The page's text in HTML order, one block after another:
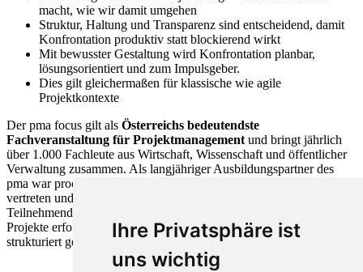
Ihre Privatsphäre ist
uns wichtig
macht, wie wir damit umgehen
Struktur, Haltung und Transparenz sind entscheidend, damit
Konfrontation produktiv statt blockierend wirkt
Mit bewusster Gestaltung wird Konfrontation planbar,
lösungsorientiert und zum Impulsgeber.
Dies gilt gleichermaßen für klassische wie agile
Projektkontexte
Der pma focus gilt als Österreichs bedeutendste
Fachveranstaltung für Projektmanagement und bringt jährlich
über 1.000 Fachleute aus Wirtschaft, Wissenschaft und öffentlicher
Verwaltung zusammen. Als langjähriger Ausbildungspartner des
pma war procon im Wiener Austria Center mit eigenem Stand
vertreten und nutzte die Gelegenheit zum Austausch mit
Teilnehmenden. Gemeinsam wurde deutlich: Konfrontation kann
Projekte erfolgreich machen – wenn sie offen, achtsam und
strukturiert geführt wird.